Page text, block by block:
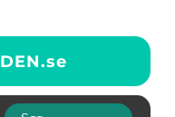
se